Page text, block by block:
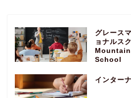
グレース
ョナルス
School
インター